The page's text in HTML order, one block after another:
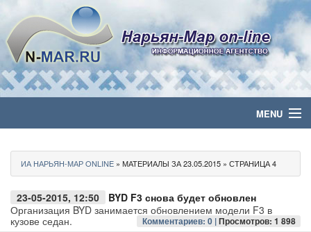
MENU
Политика
Бизнес
ИА НАРЬЯН-МАР ONLINE » МАТЕРИАЛЫ ЗА 23.05.2015 » СТРАНИЦА 4
23-05-2015, 12:50
BYD F3 снова будет обновлен
Организация BYD занимается обновлением модели F3 в
кузове седан.
Комментариев: 0 |Просмотров: 1 898